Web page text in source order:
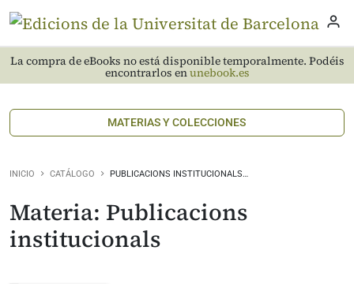
La compra de eBooks no está disponible temporalmente. Podéis
encontrarlos enunebook.es
MATERIAS Y COLECCIONES
INICIO CATÁLOGO PUBLICACIONS INSTITUCIONALS…
Materia: Publicacions
institucionals